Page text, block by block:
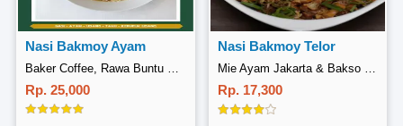
Nasi Bakmoy Ayam
Rp. 25,000
Nasi Bakmoy Telor
Rp. 17,300